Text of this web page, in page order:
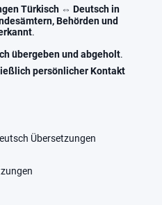
Türkisch ⇔ Deutsch in
Behörden und
.
übergeben und abgeholt.
persönlicher Kontakt
Übersetzungen